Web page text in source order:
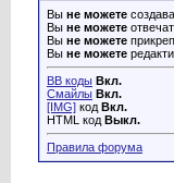
Вы не можете
Вы не можете
Вы не можете
Вы не можете
BB коды Вкл.
Смайлы Вкл.
[IMG] код Вкл.
HTML код Выкл.
Правила форума